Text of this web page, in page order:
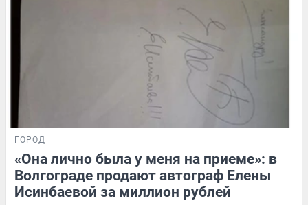
ГОРОД
«Она лично была у меня на приеме»: в
Волгограде продают автограф Елены
Исинбаевой за миллион рублей